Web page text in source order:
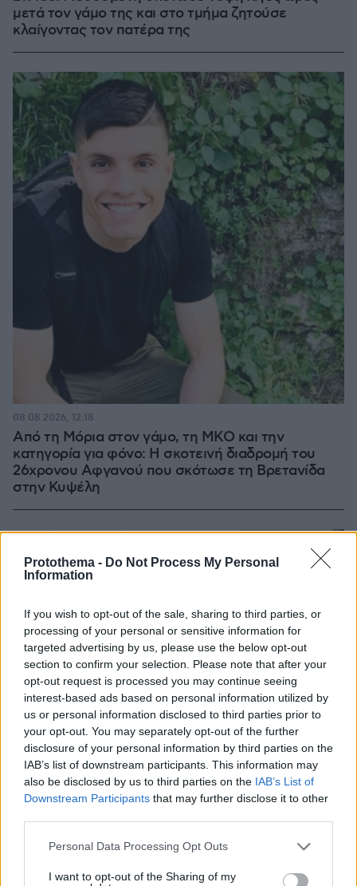
Protothema - Do Not Process My Personal
Information
If you wish to opt-out of the sale, sharing to third parties, or
processing of your personal or sensitive information for
targeted advertising by us, please use the below opt-out
section to confirm your selection. Please note that after your
opt-out request is processed you may continue seeing
interest-based ads based on personal information utilized by
us or personal information disclosed to third parties prior to
your opt-out. You may separately opt-out of the further
disclosure of your personal information by third parties on the
IAB’s list of downstream participants. This information may
also be disclosed by us to third parties on the IAB’s List of
Downstream Participants that may further disclose it to other
Please note that this website/app uses one or more Google
not limited to your visit or usage behaviour. You may click to
Personal Data Processing Opt Outs
I want to opt-out of the Sharing of my
μετά τον γάμο της και στο τμήμα ζητούσε
κλαίγοντας τον πατέρα της
Από τη Μόρια στον γάμο, τη ΜΚΟ και την
κατηγορία για φόνο: Η σκοτεινή διαδρομή του
26χρονου Αφγανού που σκότωσε τη Βρετανίδα
στην Κυψέλη
08.08.2026, 12:18
Εντοπίστηκε η «Αράχνη» του Άσαντ:
οδήγησε στα ίχνη του διαβόητου
αρχικατασκόπου
08.08.2026, 10:56
Βρέθηκε σορός σε σπηλιά κοντά στο
εκκλησάκι των Αγίων Ισιδώρων στον
Λυκαβηττό
08.08.2026, 12:40 18
γιο: Τι λέει πραγματογνώμονας στο
08.08.2026, 08:36 158